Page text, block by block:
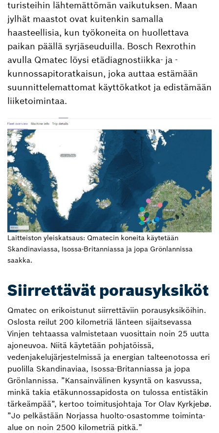
turisteihin lähtemättömän vaikutuksen. Maan
jylhät maastot ovat kuitenkin samalla
haasteellisia, kun työkoneita on huollettava
paikan päällä syrjäseuduilla. Bosch Rexrothin
avulla Qmatec löysi etädiagnostiikka- ja -
kunnossapitoratkaisun, joka auttaa estämään
suunnittelemattomat käyttökatkot ja edistämään
liiketoimintaa.
Laitteiston yleiskatsaus: Qmatecin koneita käytetään
Skandinaviassa, Isossa-Britanniassa ja jopa Grönlannissa
saakka.
Siirrettävät porausyksiköt
Qmatec on erikoistunut siirrettäviin porausyksiköihin.
Oslosta reilut 200 kilometriä länteen sijaitsevassa
Vinjen tehtaassa valmistetaan vuosittain noin 25 uutta
ajoneuvoa. Niitä käytetään pohjatöissä,
vedenjakelujärjestelmissä ja energian talteenotossa eri
puolilla Skandinaviaa, Isossa-Britanniassa ja jopa
Grönlannissa. ”Kansainvälinen kysyntä on kasvussa,
minkä takia etäkunnossapidosta on tulossa entistäkin
tärkeämpää”, kertoo toimitusjohtaja Tor Olav Kyrkjebø.
”Jo pelkästään Norjassa huolto-osastomme toiminta-
alue on noin 2500 kilometriä pitkä.”